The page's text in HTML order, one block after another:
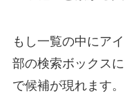
もし一覧の中にア
部の検索ボックス
で候補が現れます